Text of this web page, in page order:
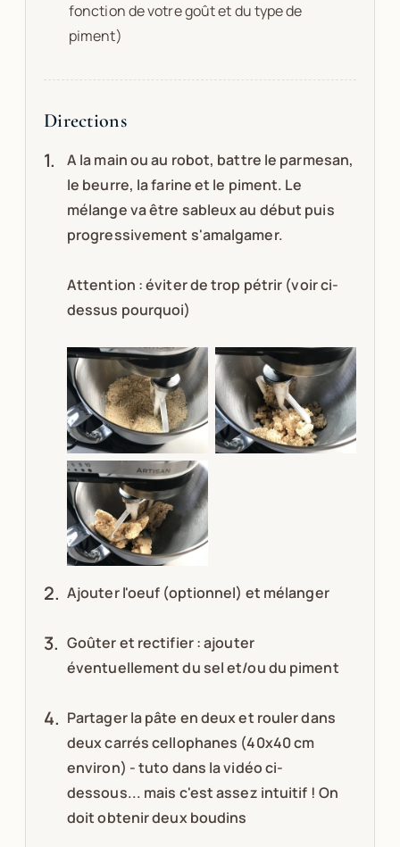
fonction de votre goût et du type de
piment)
Directions
A la main ou au robot, battre le parmesan,
le beurre, la farine et le piment. Le
mélange va être sableux au début puis
progressivement s'amalgamer.
Attention : éviter de trop pétrir (voir ci-
dessus pourquoi)
Ajouter l'oeuf (optionnel) et mélanger
Goûter et rectifier : ajouter
éventuellement du sel et/ou du piment
Partager la pâte en deux et rouler dans
deux carrés cellophanes (40x40 cm
environ) - tuto dans la vidéo ci-
dessous... mais c'est assez intuitif ! On
doit obtenir deux boudins